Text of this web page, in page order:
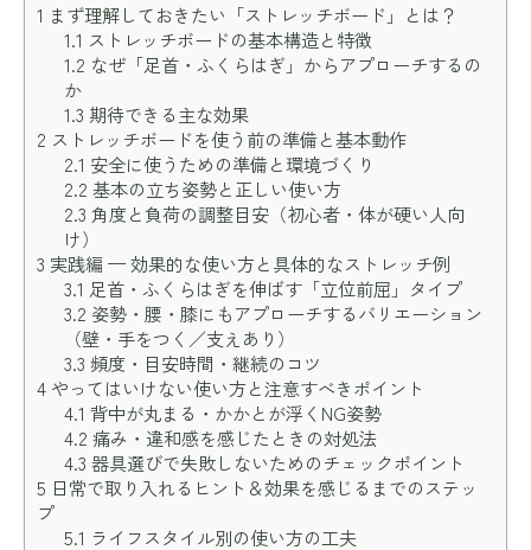
1 まず理解しておきたい「ストレッチボード」とは？
1.1 ストレッチボードの基本構造と特徴
1.2 なぜ「足首・ふくらはぎ」からアプローチするの
か
1.3 期待できる主な効果
2 ストレッチボードを使う前の準備と基本動作
2.1 安全に使うための準備と環境づくり
2.2 基本の立ち姿勢と正しい使い方
2.3 角度と負荷の調整目安（初心者・体が硬い人向
け）
3 実践編 — 効果的な使い方と具体的なストレッチ例
3.1 足首・ふくらはぎを伸ばす「立位前屈」タイプ
3.2 姿勢・腰・膝にもアプローチするバリエーション
（壁・手をつく／支えあり）
3.3 頻度・目安時間・継続のコツ
4 やってはいけない使い方と注意すべきポイント
4.1 背中が丸まる・かかとが浮くNG姿勢
4.2 痛み・違和感を感じたときの対処法
4.3 器具選びで失敗しないためのチェックポイント
5 日常で取り入れるヒント＆効果を感じるまでのステッ
プ
5.1 ライフスタイル別の使い方の工夫